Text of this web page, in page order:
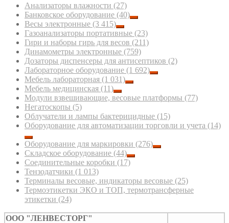
Анализаторы влажности (27)
Банковское оборудование (40)
Весы электронные (3 415)
Газоанализаторы портативные (23)
Гири и наборы гирь для весов (211)
Динамометры электронные (759)
Дозаторы диспенсеры для антисептиков (2)
Лабораторное оборудование (1 692)
Мебель лабораторная (1 031)
Мебель медицинская (11)
Модули взвешивающие, весовые платформы (77)
Негатоскопы (5)
Облучатели и лампы бактерицидные (15)
Оборудование для автоматизации торговли и учета (14)
Оборудование для маркировки (276)
Складское оборудование (44)
Соединительные коробки (17)
Тензодатчики (1 013)
Терминалы весовые, индикаторы весовые (25)
Термоэтикетки ЭКО и ТОП, термотрансферные
этикетки (24)
ООО "ЛЕНВЕСТОРГ"